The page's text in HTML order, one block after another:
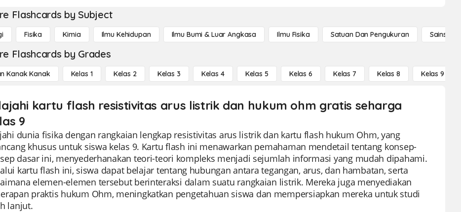
Flashcards by Subject
Fisika Kimia Ilmu Kehidupan Ilmu Bumi & Luar Angkasa Ilmu Fisika Satuan Dan Pengukuran Sains
Flashcards by Grades
Kanak Kanak Kelas 1 Kelas 2 Kelas 3 Kelas 4 Kelas 5 Kelas 6 Kelas 7 Kelas 8 Kelas 9
kartu flash resistivitas arus listrik dan hukum ohm gratis seharga
9
dunia fisika dengan rangkaian lengkap resistivitas arus listrik dan kartu flash hukum Ohm, yang
khusus untuk siswa kelas 9. Kartu flash ini menawarkan pemahaman mendetail tentang konsep-
dasar ini, menyederhanakan teori-teori kompleks menjadi sejumlah informasi yang mudah dipahami.
kartu flash ini, siswa dapat belajar tentang hubungan antara tegangan, arus, dan hambatan, serta
elemen-elemen tersebut berinteraksi dalam suatu rangkaian listrik. Mereka juga menyediakan
praktis hukum Ohm, meningkatkan pengetahuan siswa dan mempersiapkan mereka untuk studi
lanjut.